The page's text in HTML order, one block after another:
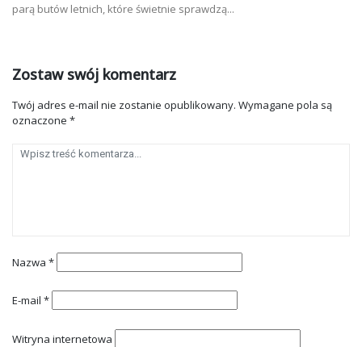
parą butów letnich, które świetnie sprawdzą...
Zostaw swój komentarz
Twój adres e-mail nie zostanie opublikowany. Wymagane pola są
oznaczone *
Nazwa *
E-mail *
Witryna internetowa